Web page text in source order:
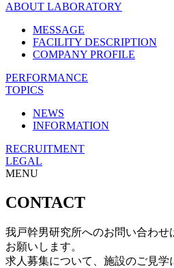
ABOUT LABORATORY
MESSAGE
FACILITY DESCRIPTION
COMPANY PROFILE
PERFORMANCE
TOPICS
NEWS
INFORMATION
RECRUITMENT
LEGAL
MENU
CONTACT
我戸幹男研究所へのお問い合わせ
お願いします。
求人募集について、施設のご見学